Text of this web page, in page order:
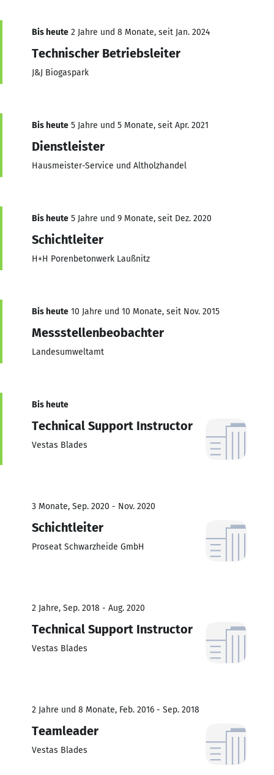
Bis heute 2 Jahre und 8 Monate, seit Jan. 2024
Technischer Betriebsleiter
J&J Biogaspark
Bis heute 5 Jahre und 5 Monate, seit Apr. 2021
Dienstleister
Hausmeister-Service und Altholzhandel
Bis heute 5 Jahre und 9 Monate, seit Dez. 2020
Schichtleiter
H+H Porenbetonwerk Laußnitz
Bis heute 10 Jahre und 10 Monate, seit Nov. 2015
Messstellenbeobachter
Landesumweltamt
Bis heute
Technical Support Instructor
Vestas Blades
3 Monate, Sep. 2020 - Nov. 2020
Schichtleiter
Proseat Schwarzheide GmbH
2 Jahre, Sep. 2018 - Aug. 2020
Technical Support Instructor
Vestas Blades
2 Jahre und 8 Monate, Feb. 2016 - Sep. 2018
Teamleader
Vestas Blades